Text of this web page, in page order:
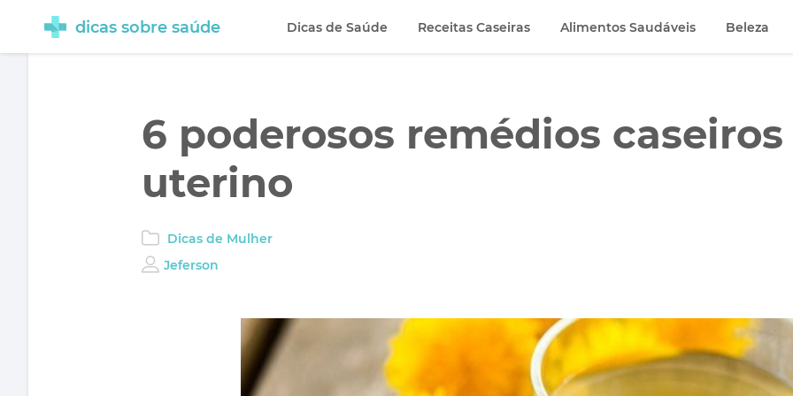
6 poderosos remédios
uterino
Dicas de Mulher
Jeferson
dicas sobre saúde Dicas de Saúde Receitas Caseiras Alimentos Saudáveis Beleza